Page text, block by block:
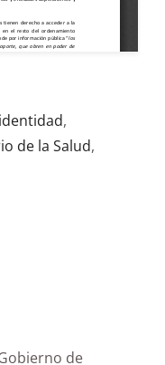
identidad,
de la Salud,
de